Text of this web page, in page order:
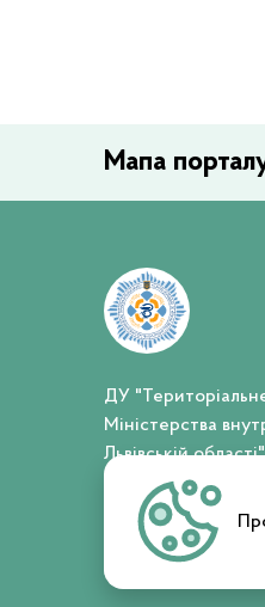
Мапа
ДУ
Міністерства
Львівській області"
Повідомити про
© 2026 ІНФОТЕХ.